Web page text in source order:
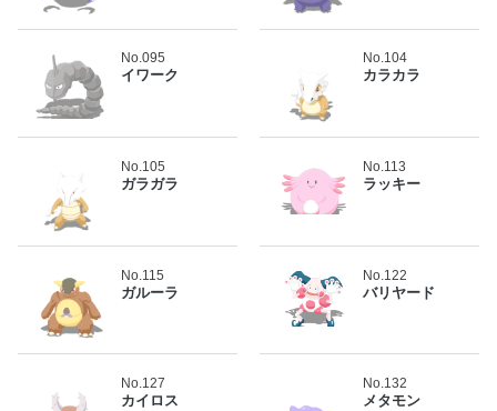
No.095
イワーク
No.104
カラカラ
No.105
ガラガラ
No.113
ラッキー
No.115
ガルーラ
No.122
バリヤード
No.127
カイロス
No.132
メタモン